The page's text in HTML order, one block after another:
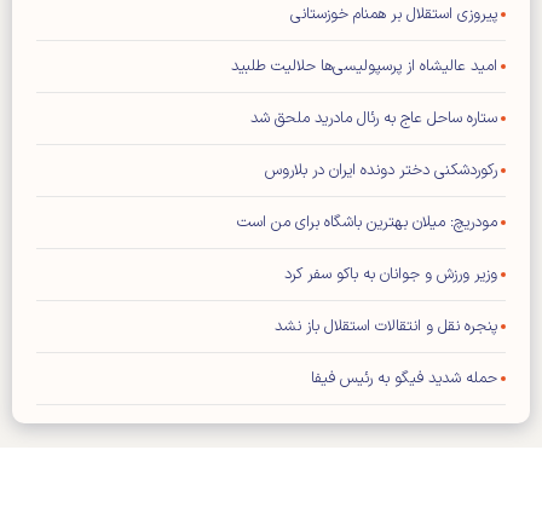
پیروزی استقلال بر همنام خوزستانی
امید عالیشاه از پرسپولیسی‌ها حلالیت طلبید
ستاره ساحل عاج به رئال مادرید ملحق شد
رکوردشکنی دختر دونده ایران در بلاروس
مودریچ: میلان بهترین باشگاه برای من است
وزیر ورزش و جوانان به باکو سفر کرد
پنجره نقل و انتقالات استقلال باز نشد
حمله شدید فیگو به رئیس فیفا
توافق عالیشاه با گل گهر سیرجان